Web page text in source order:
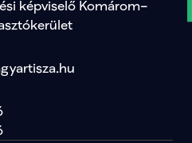
képviselő Komárom–